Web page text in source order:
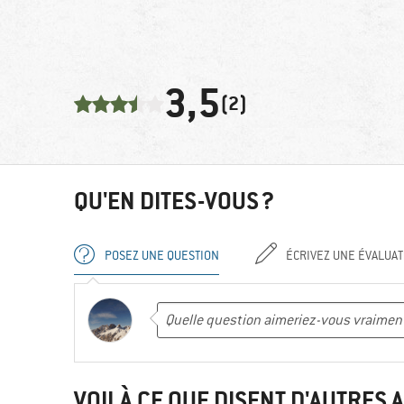
3,5(2)
QU'EN DITES-VOUS ?
POSEZ UNE QUESTION ÉCRIVEZ UNE